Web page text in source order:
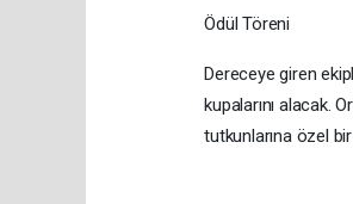
Ödül Töreni
Dereceye giren
kupalarını alacak.
tutkunlarına özel